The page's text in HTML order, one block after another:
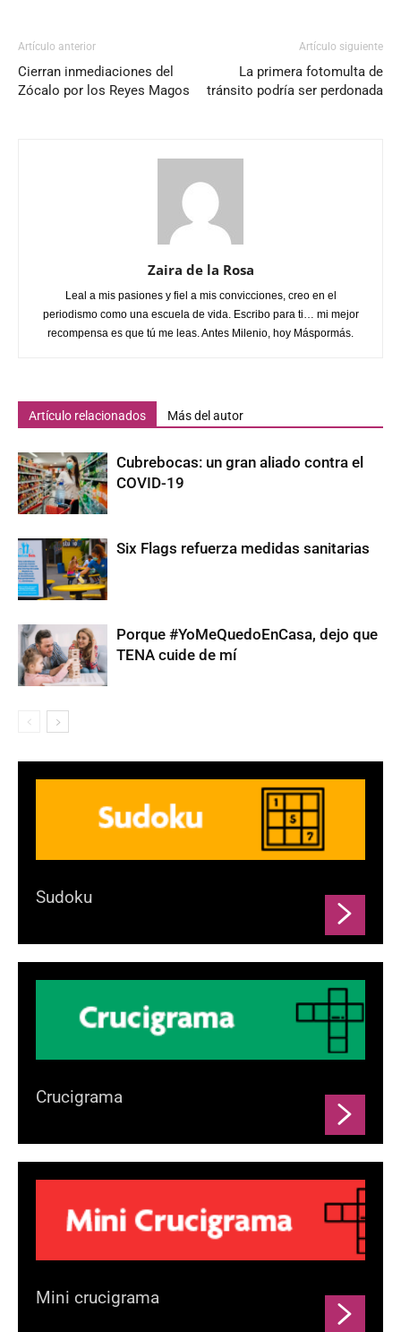
Artículo anterior
Cierran inmediaciones del
Zócalo por los Reyes Magos
Artículo siguiente
La primera fotomulta de
tránsito podría ser perdonada
Zaira de la Rosa
Leal a mis pasiones y fiel a mis convicciones, creo en el
periodismo como una escuela de vida. Escribo para ti… mi mejor
recompensa es que tú me leas. Antes Milenio, hoy Máspormás.
Artículo relacionados Más del autor
Cubrebocas: un gran aliado contra el
COVID-19
Six Flags refuerza medidas sanitarias
Porque #YoMeQuedoEnCasa, dejo que
TENA cuide de mí
Sudoku
Crucigrama
Mini crucigrama